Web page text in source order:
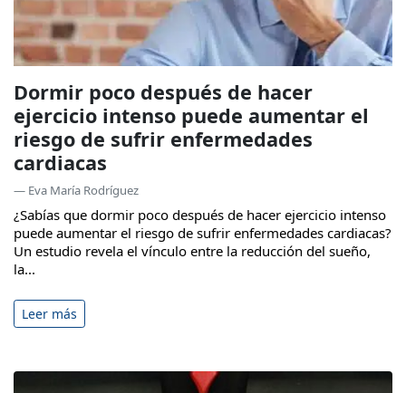
Dormir poco después de hacer
ejercicio intenso puede aumentar el
riesgo de sufrir enfermedades
cardiacas
— Eva María Rodríguez
¿Sabías que dormir poco después de hacer ejercicio intenso
puede aumentar el riesgo de sufrir enfermedades cardiacas?
Un estudio revela el vínculo entre la reducción del sueño,
la...
Leer más